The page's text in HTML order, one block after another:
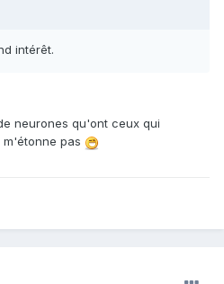
intérêt.
neurones qu'ont ceux qui
pas